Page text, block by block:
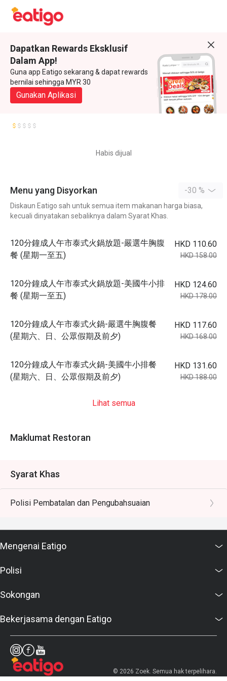
Dapatkan Rewards Eksklusif
Dalam App!
Guna app Eatigo sekarang & dapat rewards
bernilai sehingga MYR 30
Gunakan Aplikasi
Habis dijual
Menu yang Disyorkan -30 %
Diskaun Eatigo sah untuk semua item makanan harga biasa,
kecuali dinyatakan sebaliknya dalam Syarat Khas.
120分鐘成人午市泰式火鍋放題-嚴選牛胸腹
餐 (星期一至五)
HKD 110.60
HKD 158.00
120分鐘成人午市泰式火鍋放題-美國牛小排
餐 (星期一至五)
HKD 124.60
HKD 178.00
120分鐘成人午市泰式火鍋-嚴選牛胸腹餐
(星期六、日、公眾假期及前夕)
HKD 117.60
HKD 168.00
120分鐘成人午市泰式火鍋-美國牛小排餐
(星期六、日、公眾假期及前夕)
HKD 131.60
HKD 188.00
Lihat semua
Maklumat Restoran
Syarat Khas
Polisi Pembatalan dan Pengubahsuaian
Mengenai Eatigo
Polisi
Sokongan
Bekerjasama dengan Eatigo
© 2026 Zoek. Semua hak terpelihara.